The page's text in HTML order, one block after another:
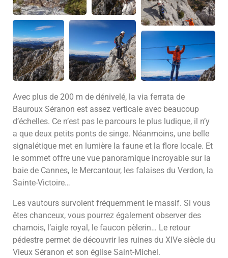
Avec plus de 200 m de dénivelé, la via ferrata de
Bauroux Séranon est assez verticale avec beaucoup
d’échelles. Ce n’est pas le parcours le plus ludique, il n’y
a que deux petits ponts de singe. Néanmoins, une belle
signalétique met en lumière la faune et la flore locale. Et
le sommet offre une vue panoramique incroyable sur la
baie de Cannes, le Mercantour, les falaises du Verdon, la
Sainte-Victoire…
Les vautours survolent fréquemment le massif. Si vous
êtes chanceux, vous pourrez également observer des
chamois, l’aigle royal, le faucon pèlerin… Le retour
pédestre permet de découvrir les ruines du XIVe siècle du
Vieux Séranon et son église Saint-Michel.